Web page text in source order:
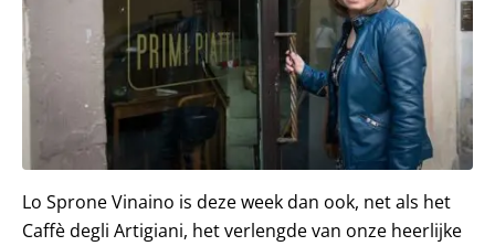
Lo Sprone Vinaino is deze week dan ook, net als het
Caffè degli Artigiani, het verlengde van onze heerlijke